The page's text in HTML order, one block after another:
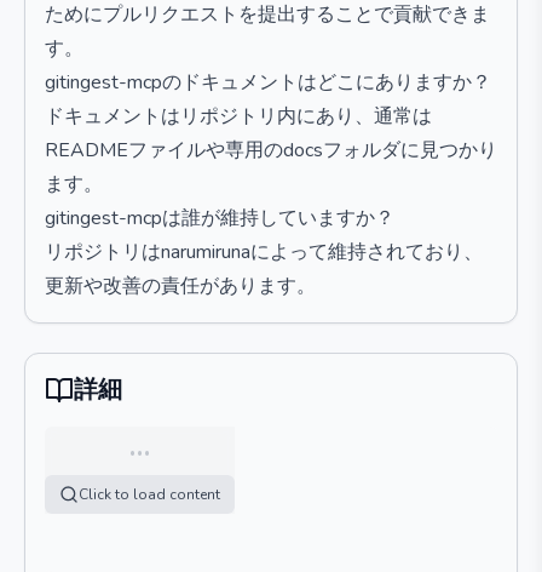
ためにプルリクエストを提出することで貢献できま
す。
gitingest-mcpのドキュメントはどこにありますか？
ドキュメントはリポジトリ内にあり、通常は
READMEファイルや専用のdocsフォルダに見つかり
ます。
gitingest-mcpは誰が維持していますか？
リポジトリはnarumirunaによって維持されており、
更新や改善の責任があります。
詳細
…
Click to load content